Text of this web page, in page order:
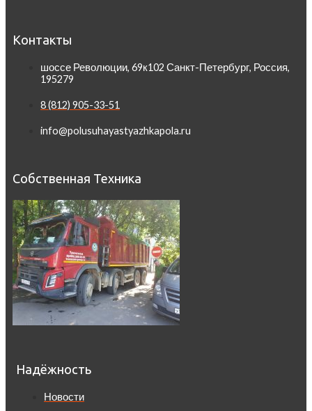
Контакты
шоссе Революции, 69к102 Санкт-Петербург, Россия,
195279
8 (812) 905-33-51
info@polusuhayastyazhkapola.ru
Собственная Техника
Надёжность
Новости